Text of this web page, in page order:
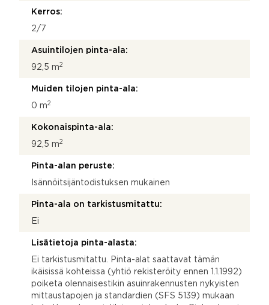
Kerros:
2/7
Asuintilojen pinta-ala:
92,5 m2
Muiden tilojen pinta-ala:
0 m2
Kokonaispinta-ala:
92,5 m2
Pinta-alan peruste:
Isännöitsijäntodistuksen mukainen
Pinta-ala on tarkistusmitattu:
Ei
Lisätietoja pinta-alasta:
Ei tarkistusmitattu. Pinta-alat saattavat tämän
ikäisissä kohteissa (yhtiö rekisteröity ennen 1.1.1992)
poiketa olennaisestikin asuinrakennusten nykyisten
mittaustapojen ja standardien (SFS 5139) mukaan